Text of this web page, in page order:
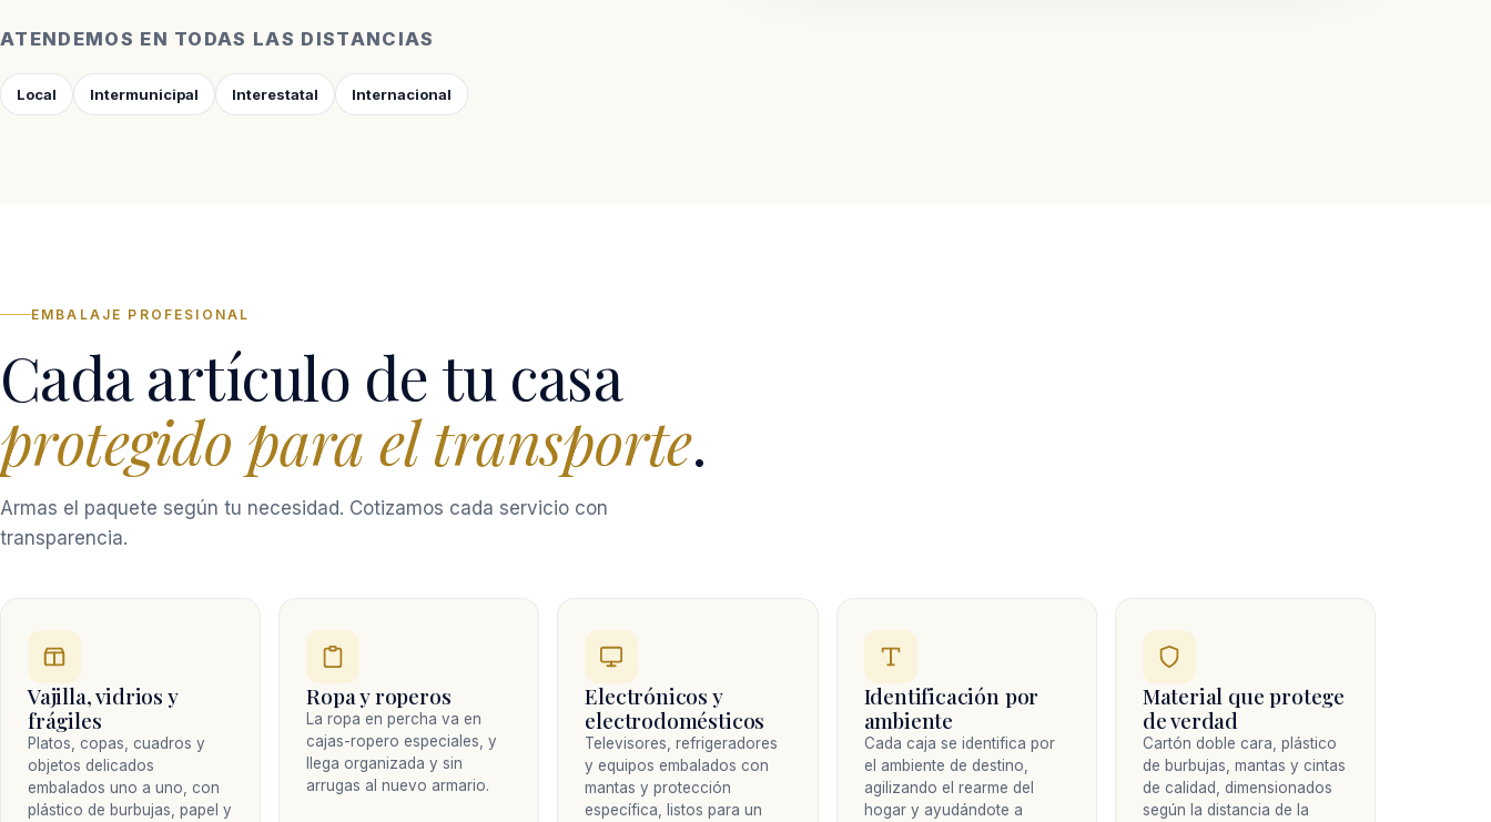
ATENDEMOS EN TODAS LAS DISTANCIAS
Local Intermunicipal Interestatal Internacional
EMBALAJE PROFESIONAL
Cada artículo de tu casa
protegido para el transporte.
Armas el paquete según tu necesidad. Cotizamos cada servicio con
transparencia.
Vajilla, vidrios y
frágiles
Platos, copas, cuadros y
objetos delicados
embalados uno a uno, con
plástico de burbujas, papel y
Ropa y roperos
La ropa en percha va en
cajas-ropero especiales, y
llega organizada y sin
arrugas al nuevo armario.
Electrónicos y
electrodomésticos
Televisores, refrigeradores
y equipos embalados con
mantas y protección
específica, listos para un
Identificación por
ambiente
Cada caja se identifica por
el ambiente de destino,
agilizando el rearme del
hogar y ayudándote a
Material que protege
de verdad
Cartón doble cara, plástico
de burbujas, mantas y cintas
de calidad, dimensionados
según la distancia de la